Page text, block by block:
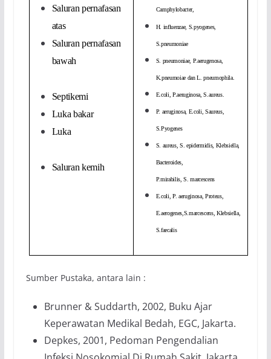
Saluran pernafasan
atas
Saluran pernafasan
bawah
Septikemi
Luka bakar
Luka
Saluran kemih
Camphylobacter,
H. influenzae, S.pyogenes,
S.pneumoniae
S. pneumoniae, P.aerugenosa,
K.pneumoiae dan L. pneumophila.
E.coli, P.aeruginosa, S.aureus.
P. aeruginosa, E.coli, Saureus,
S.Pyogenes
S. aureus, S. epidermidis, Klebsiella,
Bacteroides,
P.mirabilis, S. marcescens
E.coli, P. aeruginosa, Proteus,
E.aerogenes,S.marcescens, Klebsiella,
S.faecalis
Sumber Pustaka, antara lain :
Brunner & Suddarth, 2002, Buku Ajar
Keperawatan Medikal Bedah, EGC, Jakarta.
Depkes, 2001, Pedoman Pengendalian